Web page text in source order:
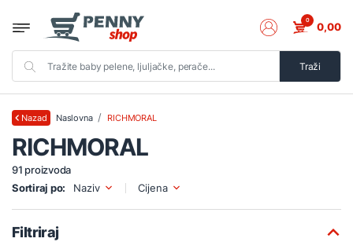
Traži
0 0,00
Nazad Naslovna RICHMORAL
RICHMORAL
91 proizvoda
Sortiraj po:
Naziv Cijena
Filtriraj